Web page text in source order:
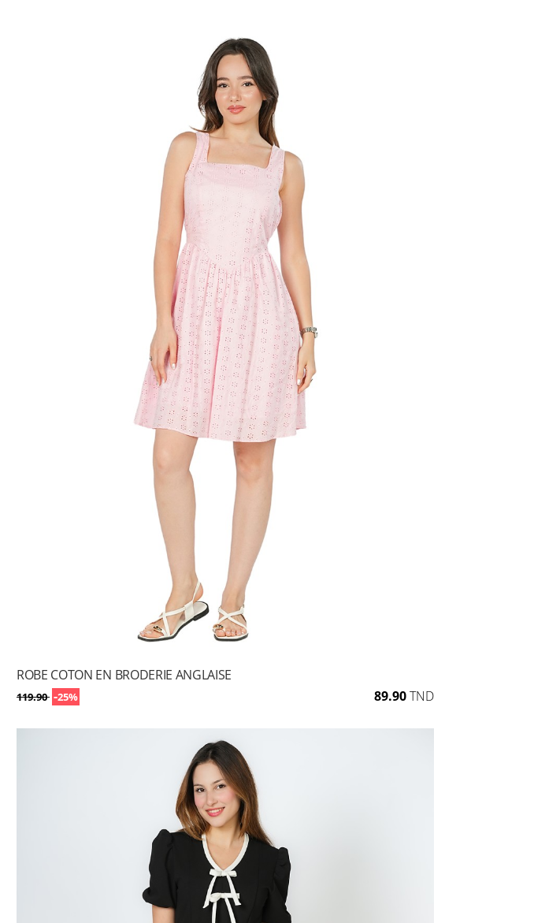
ROBE COTON EN BRODERIE ANGLAISE
119.90 -25% 89.90TND